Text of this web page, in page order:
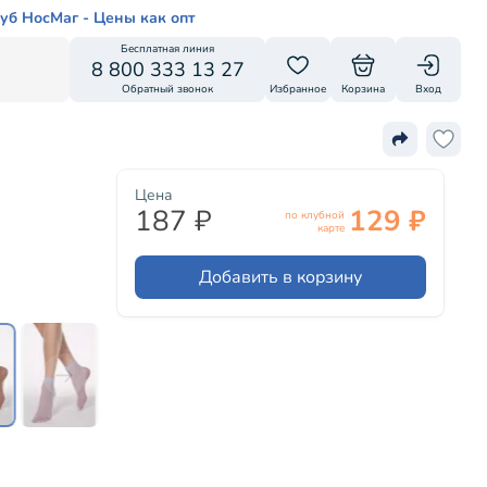
НосМаг - Цены как опт
Бесплатная линия
8 800 333 13 27
Обратный звонок Избранное Корзина Вход
Цена
187 ₽
по клубной
карте 129 ₽
Добавить в корзину